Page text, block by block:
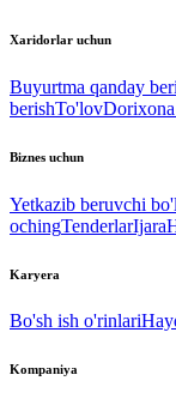
Xaridorlar uchun
Buyurtma qanday
berishTo'lov
Biznes uchun
Yetkazib beruvchi
ochingTenderlarIjara
Karyera
Bo'sh ish o'rinlari
Kompaniya